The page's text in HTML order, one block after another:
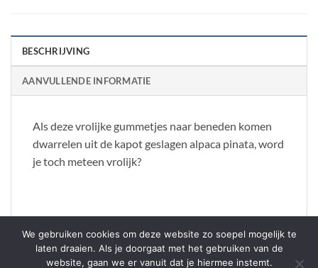
BESCHRIJVING
AANVULLENDE INFORMATIE
Als deze vrolijke gummetjes naar beneden komen
dwarrelen uit de kapot geslagen alpaca pinata, word
je toch meteen vrolijk?
We gebruiken cookies om deze website zo soepel mogelijk te
laten draaien. Als je doorgaat met het gebruiken van de
website, gaan we er vanuit dat je hiermee instemt.